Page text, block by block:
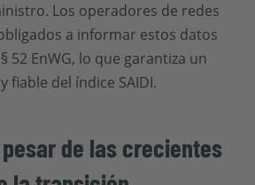
Los operadores de redes
a informar estos datos
52 EnWG, lo que garantiza un
fiable del índice SAIDI.
de las crecientes